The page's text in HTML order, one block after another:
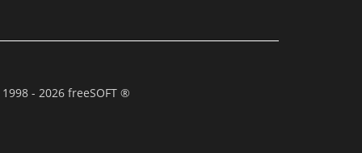
- 2026 freeSOFT ®